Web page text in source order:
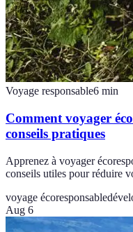
Voyage responsable6 min
Comment voyager
conseils pratiques
Apprenez à voyager
conseils utiles pour réduire
voyage écoresponsable
Aug 6